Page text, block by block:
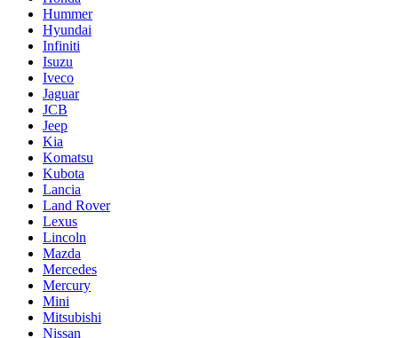
Hummer
Hyundai
Infiniti
Isuzu
Iveco
Jaguar
JCB
Jeep
Kia
Komatsu
Kubota
Lancia
Land Rover
Lexus
Lincoln
Mazda
Mercedes
Mercury
Mini
Mitsubishi
Nissan